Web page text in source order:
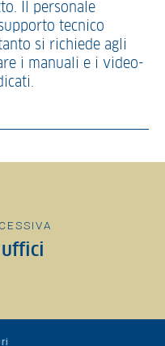
Il personale
tecnico
si richiede agli
i manuali e i video-
uffici